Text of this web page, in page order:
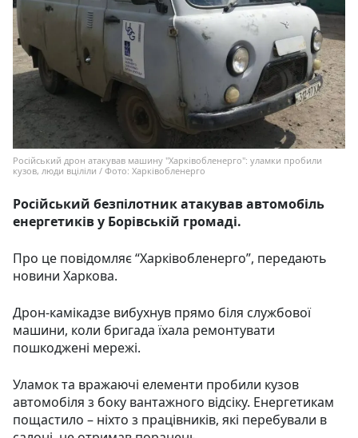
Російський дрон атакував машину "Харківобленерго": уламки пробили
кузов, люди вціліли / Фото: Харківобленерго
Російський безпілотник атакував автомобіль
енергетиків у Борівській громаді.
Про це повідомляє “Харківобленерго”, передають
новини Харкова.
Дрон-камікадзе вибухнув прямо біля службової
машини, коли бригада їхала ремонтувати
пошкоджені мережі.
Уламок та вражаючі елементи пробили кузов
автомобіля з боку вантажного відсіку. Енергетикам
пощастило – ніхто з працівників, які перебували в